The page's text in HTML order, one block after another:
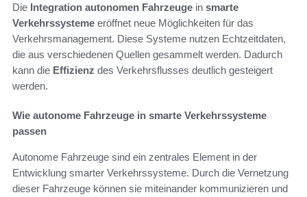
Die Integration autonomen Fahrzeuge in smarte
Verkehrssysteme eröffnet neue Möglichkeiten für das
Verkehrsmanagement. Diese Systeme nutzen Echtzeitdaten,
die aus verschiedenen Quellen gesammelt werden. Dadurch
kann die Effizienz des Verkehrsflusses deutlich gesteigert
werden.
Wie autonome Fahrzeuge in smarte Verkehrssysteme
passen
Autonome Fahrzeuge sind ein zentrales Element in der
Entwicklung smarter Verkehrssysteme. Durch die Vernetzung
dieser Fahrzeuge können sie miteinander kommunizieren und